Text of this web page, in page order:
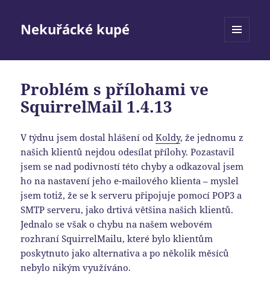
Nekuřácké kupé
Problém s přílohami ve
SquirrelMail 1.4.13
V týdnu jsem dostal hlášení odKoldy, že jednomu z
našich klientů nejdou odesílat přílohy. Pozastavil
jsem se nad podivností této chyby a odkazoval jsem
ho na nastavení jeho e-mailového klienta – myslel
jsem totiž, že se k serveru připojuje pomocí POP3 a
SMTP serveru, jako drtivá většina našich klientů.
Jednalo se však o chybu na našem webovém
rozhraní SquirrelMailu, které bylo klientům
poskytnuto jako alternativa a po několik měsíců
nebylo nikým využíváno.